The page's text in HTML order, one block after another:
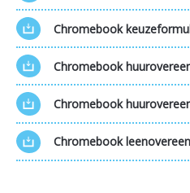
Chromebook
Chromebook
Chromebook
Chromebook